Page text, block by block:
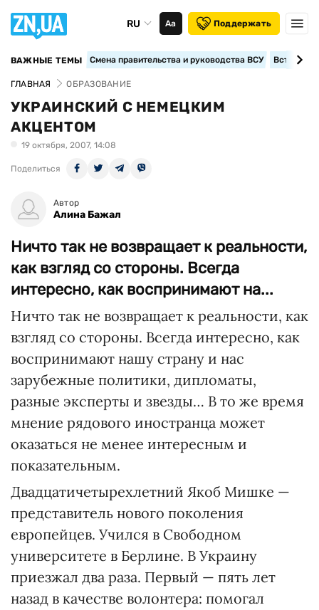
RU Аа Поддержать
ВАЖНЫЕ ТЕМЫ Смена правительства и руководства ВСУ
ГЛАВНАЯ ОБРАЗОВАНИЕ
УКРАИНСКИЙ С НЕМЕЦКИМ
АКЦЕНТОМ
19 октября, 2007, 14:08
Поделиться
Автор
Алина Бажал
Ничто так не возвращает к реальности,
как взгляд со стороны. Всегда
интересно, как воспринимают на...
Ничто так не возвращает к реальности, как
взгляд со стороны. Всегда интересно, как
воспринимают нашу страну и нас
зарубежные политики, дипломаты,
разные эксперты и звезды… В то же время
мнение рядового иностранца может
оказаться не менее интересным и
показательным.
Двадцатичетырехлетний Якоб Мишке —
представитель нового поколения
европейцев. Учился в Свободном
университете в Берлине. В Украину
приезжал два раза. Первый — пять лет
назад в качестве волонтера: помогал